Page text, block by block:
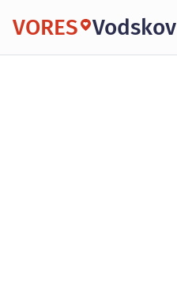
VORES Vodskov